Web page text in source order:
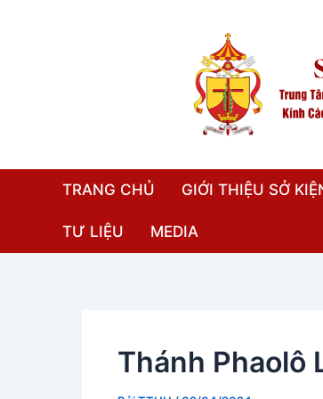
TRANG CHỦ GIỚI THIỆU SỞ
TƯ LIỆU MEDIA
Thánh Phaolô